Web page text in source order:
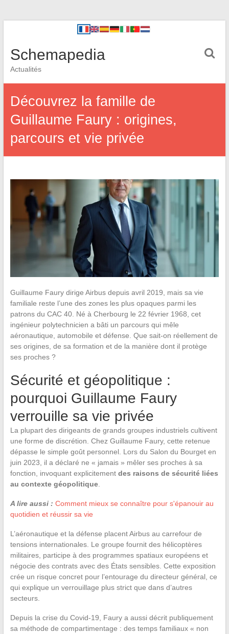
Schemapedia
Actualités
Découvrez la famille de
Guillaume Faury : origines,
parcours et vie privée
Guillaume Faury dirige Airbus depuis avril 2019, mais sa vie
familiale reste l’une des zones les plus opaques parmi les
patrons du CAC 40. Né à Cherbourg le 22 février 1968, cet
ingénieur polytechnicien a bâti un parcours qui mêle
aéronautique, automobile et défense. Que sait-on réellement de
ses origines, de sa formation et de la manière dont il protège
ses proches ?
Sécurité et géopolitique :
pourquoi Guillaume Faury
verrouille sa vie privée
La plupart des dirigeants de grands groupes industriels cultivent
une forme de discrétion. Chez Guillaume Faury, cette retenue
dépasse le simple goût personnel. Lors du Salon du Bourget en
juin 2023, il a déclaré ne « jamais » mêler ses proches à sa
fonction, invoquant explicitement des raisons de sécurité liées
au contexte géopolitique.
A lire aussi : Comment mieux se connaître pour s'épanouir au
quotidien et réussir sa vie
L’aéronautique et la défense placent Airbus au carrefour de
tensions internationales. Le groupe fournit des hélicoptères
militaires, participe à des programmes spatiaux européens et
négocie des contrats avec des États sensibles. Cette exposition
crée un risque concret pour l’entourage du directeur général, ce
qui explique un verrouillage plus strict que dans d’autres
secteurs.
Depuis la crise du Covid-19, Faury a aussi décrit publiquement
sa méthode de compartimentage : des temps familiaux « non